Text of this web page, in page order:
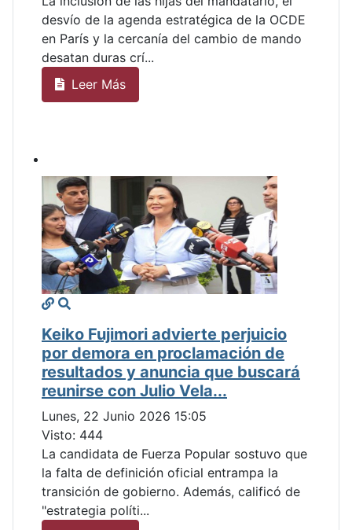
Visto: 482
La inclusión de las hijas del mandatario, el
desvío de la agenda estratégica de la OCDE
en París y la cercanía del cambio de mando
desatan duras crí...
Keiko Fujimori advierte perjuicio
por demora en proclamación de
resultados y anuncia que buscará
reunirse con Julio Vela...
Lunes, 22 Junio 2026 15:05
Visto: 444
La candidata de Fuerza Popular sostuvo que
la falta de definición oficial entrampa la
transición de gobierno. Además, calificó de